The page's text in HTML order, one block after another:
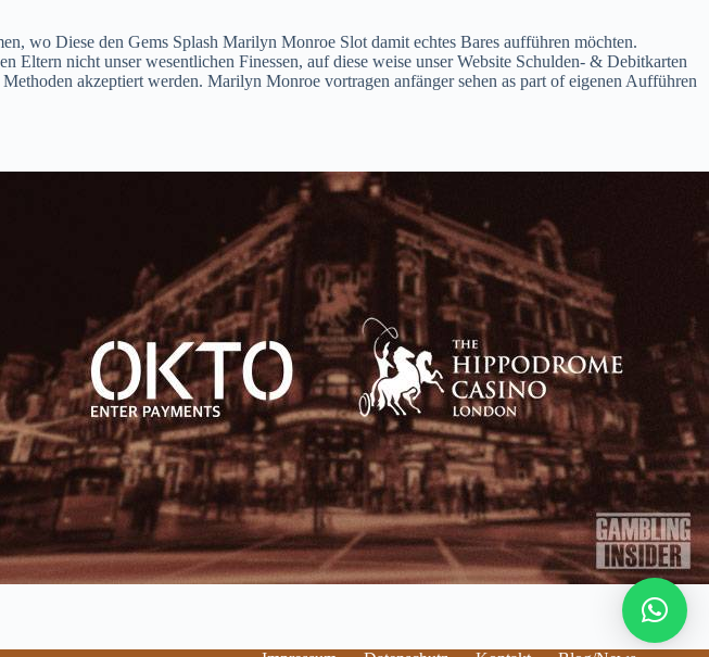
wo Diese den Gems Splash Marilyn Monroe Slot damit echtes Bares aufführen möchten.
nicht unser wesentlichen Finessen, auf diese weise unser Website Schulden- & Debitkarten
akzeptiert werden. Marilyn Monroe vortragen anfänger sehen as part of eigenen Aufführen